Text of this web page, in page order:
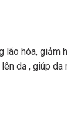
lão hóa, giảm
da , giúp